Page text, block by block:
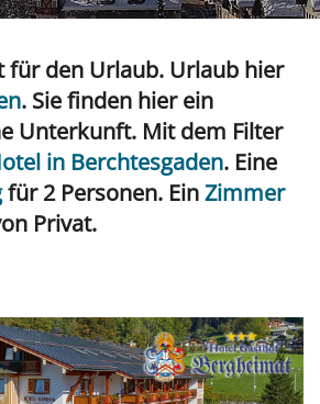
für den Urlaub. Urlaub hier
. Sie finden hier ein
Unterkunft. Mit dem Filter
in Berchtesgaden. Eine
für 2 Personen. EinZimmer
Privat.